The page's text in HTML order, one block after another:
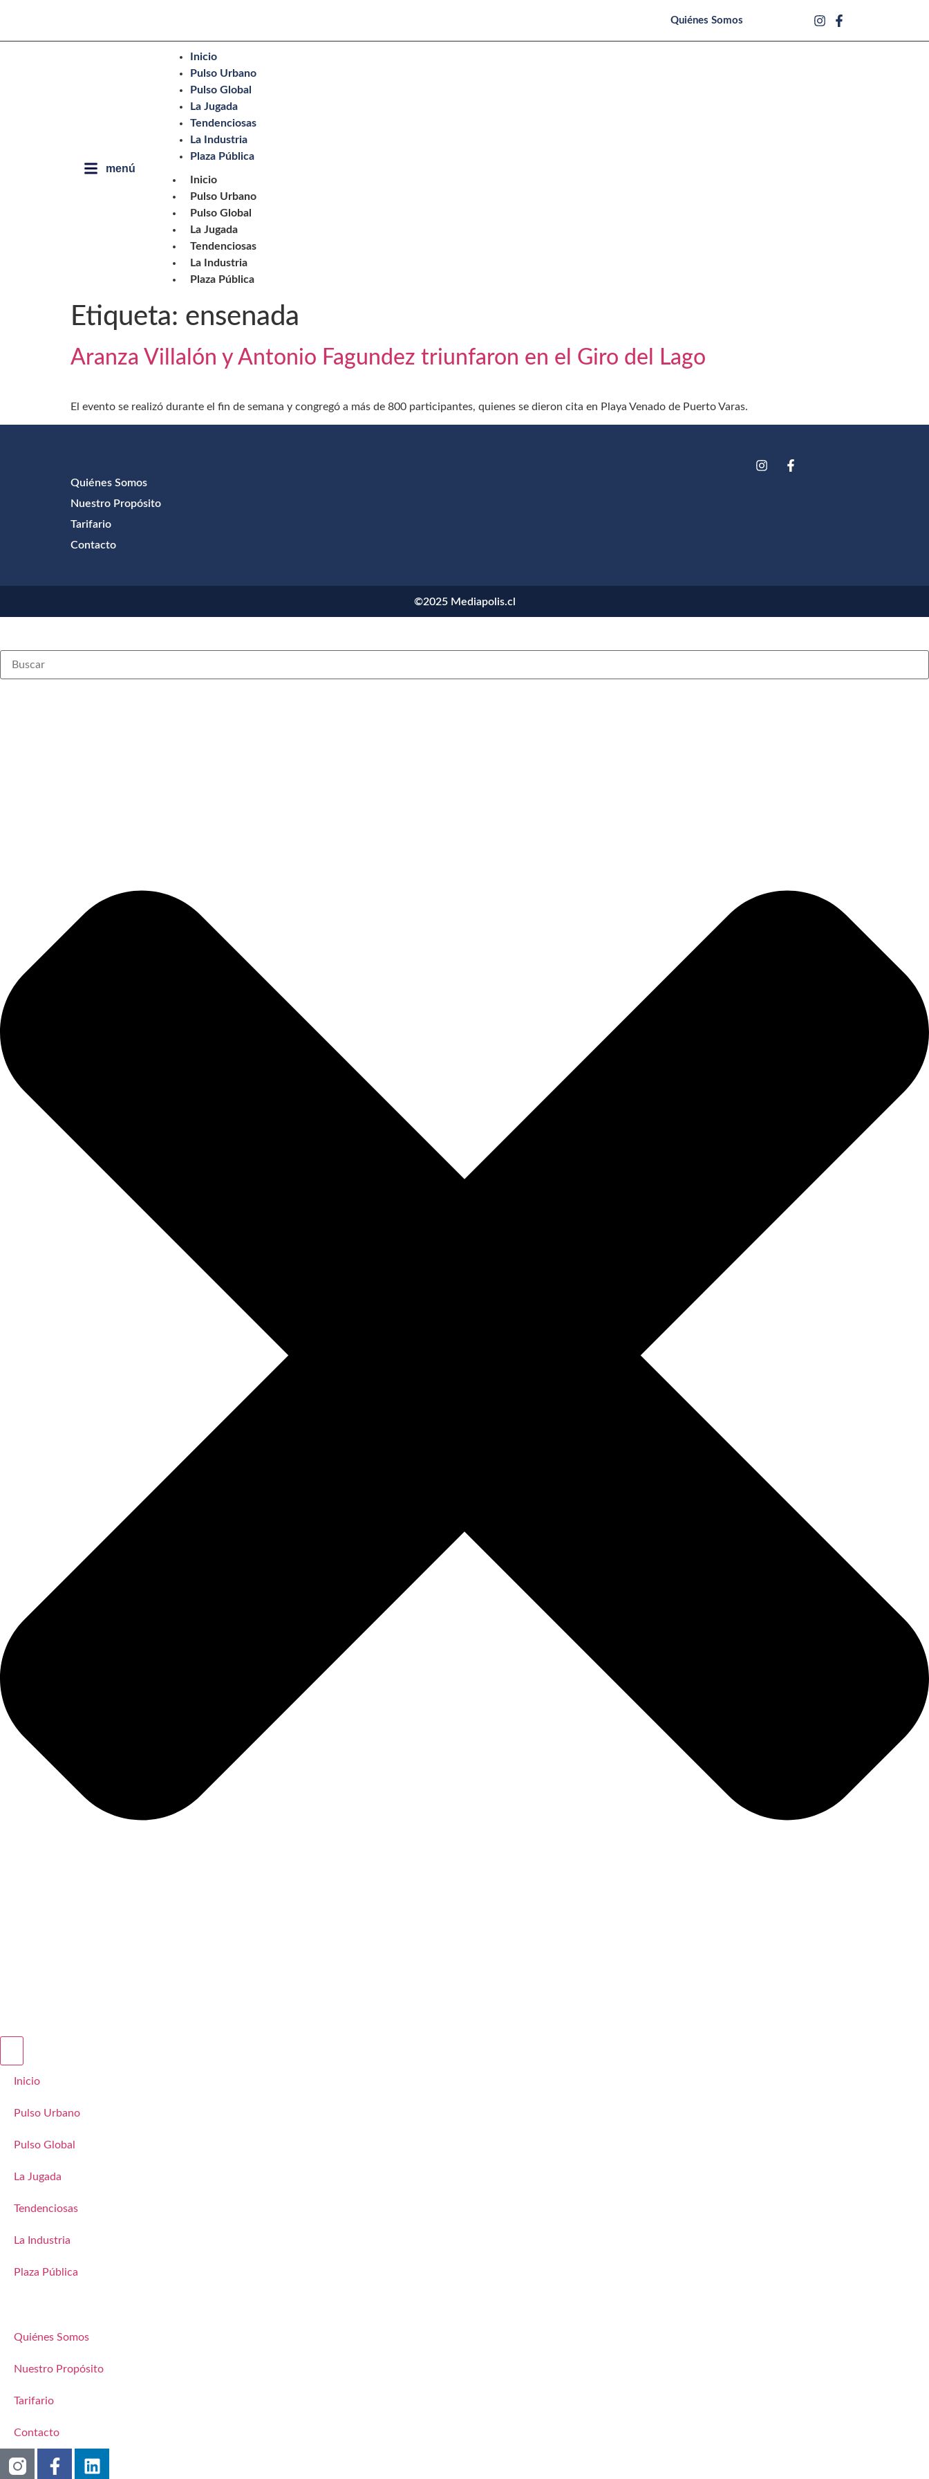
Quiénes Somos
menú
Inicio
Pulso Urbano
Pulso Global
La Jugada
Tendenciosas
La Industria
Plaza Pública
Inicio
Pulso Urbano
Pulso Global
La Jugada
Tendenciosas
La Industria
Plaza Pública
Etiqueta: ensenada
Aranza Villalón y Antonio Fagundez triunfaron en el Giro del Lago
El evento se realizó durante el fin de semana y congregó a más de 800 participantes, quienes se dieron cita en Playa Venado de Puerto Varas.
Quiénes Somos
Nuestro Propósito
Tarifario
Contacto
©2025 Mediapolis.cl
Inicio
Pulso Urbano
Pulso Global
La Jugada
Tendenciosas
La Industria
Plaza Pública
Quiénes Somos
Nuestro Propósito
Tarifario
Contacto